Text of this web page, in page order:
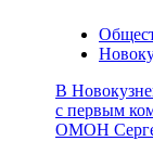
В
с первым
ОМОН